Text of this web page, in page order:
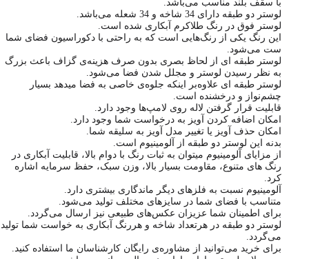
با سقف بلند مناسب می‌باشد.
لوستر دو طبقه دارای 34 شاخه و 34 شعله می‌باشد.
لوستر فوق در رنگ طلاکرم آبکاری شده است.
این رنگ یکی از رنگ‌هایی است که به راحتی با دکوراسیون فضای شما
ست می‌شود.
لوستر طبقه‌ ای از لحاظ بصری بدون صرف هزینه‌ی گزاف باعث بزرگ
به نظر رسیدن لوستر و مجلل شدن فضا می‌شود.
لوستر طبقه‌ ای علاوه‌بر اینکه جلوه‌ی خاصی به فضا میدهد بسیار
چشم‌نواز و درخشنده است.
قابلیت قرار گرفتن لاله روی لامپ‌ها وجود دارد.
امکان اضافه کردن آویز به درخواست شما وجود دارد.
امکان حذف آویز یا تغییر مدل آویز به سلیقه شما.
بدنه این لوستر دو طبقه از آلومینیوم است.
از مزایای آلومینیوم میتوان به ثبات رنگ با دوام بالا، قابلیت آبکاری در
رنگ های متنوع، مقاومت بسیار بالا، وزن سبک، حفظ سرمایه اشاره
کرد.
آلومینیوم نسبت به فلزهای دیگر ماندگاری بیشتری دارد.
متناسب با فضای شما در سایزهای مختلف تولید می‌شود.
برای اطمینان شما عزیزان عکس‌های طبیعی نیز ارسال می‌گردد.
لوستر دو طبقه در هرتعداد شاخه و هررنگ آبکاری به خواست شما تولید
می‌گردد.
برای خرید می‌توانید از مشاوره‌ی رایگان کارشناسان ما استفاده کنید.